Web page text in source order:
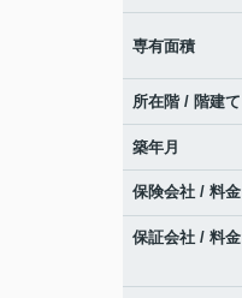
専有面積
所在階 / 階建て
築年月
保険会社 / 料金
保証会社 / 料金